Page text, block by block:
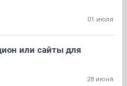
01 июля
или сайты для
28 июня